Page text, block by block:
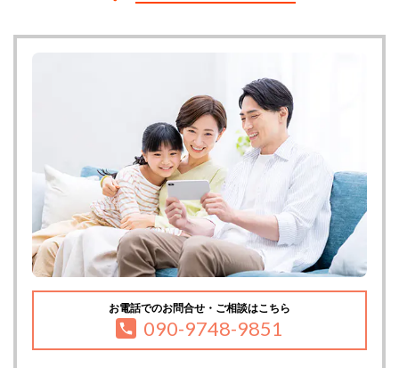
お電話でのお問合せ・ご相談はこちら
090-9748-9851